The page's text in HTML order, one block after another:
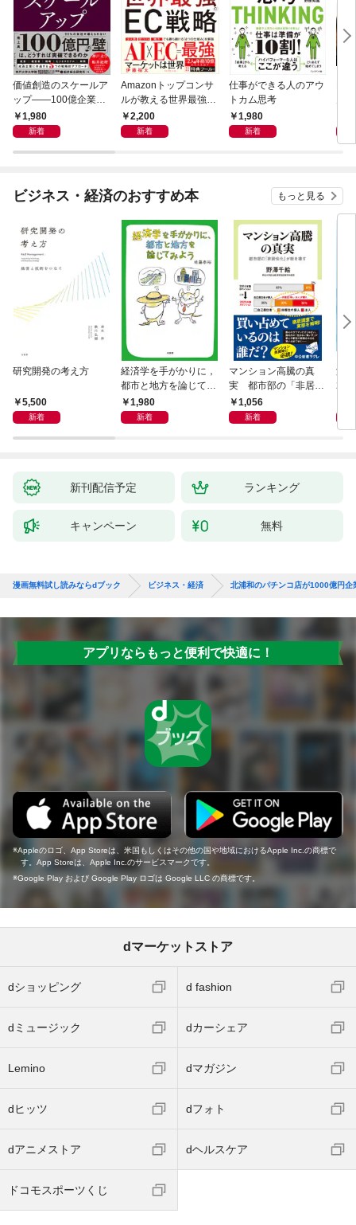
価値創造のスケールア
ップ――100億企業へ
の変革シナリオ
1,980
新着
Amazonトップコンサ
ルが教える世界最強の
EC戦略
2,200
新着
仕事ができる人のアウ
トカム思考
1,980
新着
ビジネス・経済のおすすめ本 もっと見る
研究開発の考え方
5,500
新着
経済学を手がかりに，
都市と地方を論じてみ
よう1,980
新着
マンション高騰の真
実 都市部の「非居住
化」が街を壊す
1,056
新着
海
邦
新刊配信予定 ランキング
キャンペーン 無料
漫画無料試し読みならdブック ビジネス・経済 北浦和のパチンコ店が1000億円
アプリならもっと便利で快適に！
Appleのロゴ、App Storeは、米国もしくはその他の国や地域におけるApple Inc.の商標で
す。App Storeは、Apple Inc.のサービスマークです。
Google Play および Google Play ロゴは Google LLC の商標です。
dマーケットストア
dショッピング d fashion
dミュージック dカーシェア
Lemino dマガジン
dヒッツ dフォト
dアニメストア dヘルスケア
ドコモスポーツくじ